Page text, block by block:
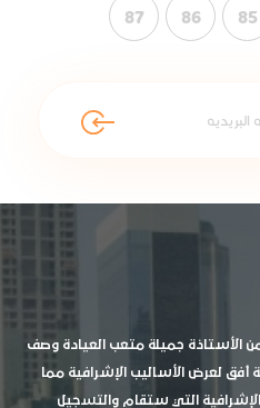
85
86
87
الأستاذة جميلة متعب العيادة وصف
أفق لعرض الأساليب الإشرافية مما
التي ستقام والتسجيل